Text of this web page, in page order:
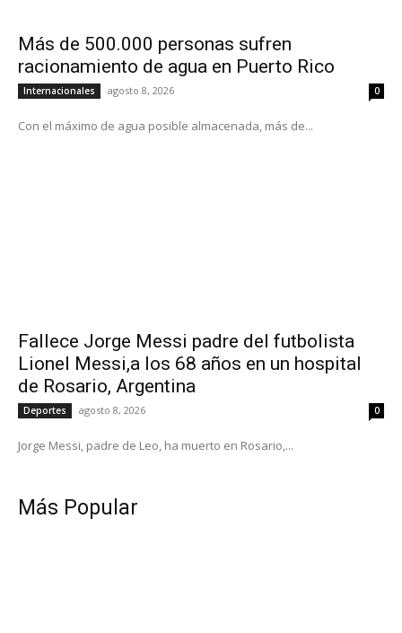
Más de 500.000 personas sufren
racionamiento de agua en Puerto Rico
Internacionales agosto 8, 2026 0
Con el máximo de agua posible almacenada, más de...
Fallece Jorge Messi padre del futbolista
Lionel Messi,a los 68 años en un hospital
de Rosario, Argentina
Deportes agosto 8, 2026 0
Jorge Messi, padre de Leo, ha muerto en Rosario,...
Más Popular